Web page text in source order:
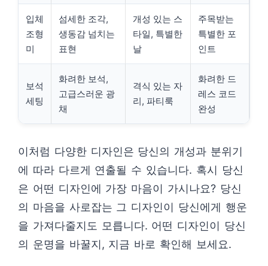
입체
조형
미
섬세한 조각,
생동감 넘치는
표현
개성 있는 스
타일, 특별한
날
주목받는
특별한 포
인트
보석
세팅
화려한 보석,
고급스러운 광
채
격식 있는 자
리, 파티룩
화려한 드
레스 코드
완성
이처럼 다양한 디자인은 당신의 개성과 분위기
에 따라 다르게 연출될 수 있습니다. 혹시 당신
은 어떤 디자인에 가장 마음이 가시나요? 당신
의 마음을 사로잡는 그 디자인이 당신에게 행운
을 가져다줄지도 모릅니다. 어떤 디자인이 당신
의 운명을 바꿀지, 지금 바로 확인해 보세요.